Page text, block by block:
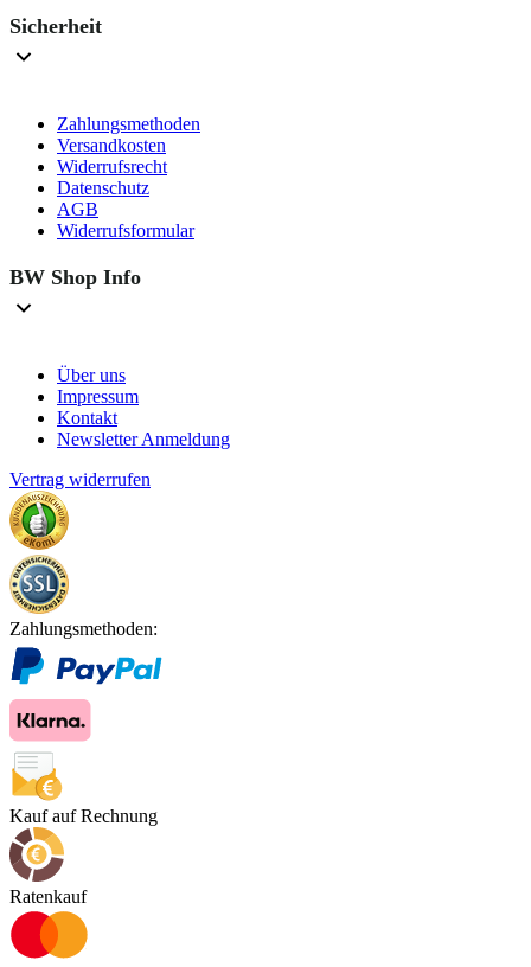
Sicherheit
Zahlungsmethoden
Versandkosten
Widerrufsrecht
Datenschutz
AGB
Widerrufsformular
BW Shop Info
Über uns
Impressum
Kontakt
Newsletter Anmeldung
Vertrag widerrufen
Zahlungsmethoden:
Kauf auf Rechnung
Ratenkauf